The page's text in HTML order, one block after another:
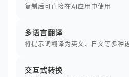
复制后可直接在AI应用中使用
多语言翻译
将提示词翻译为英文、日文等多种
交互式转换